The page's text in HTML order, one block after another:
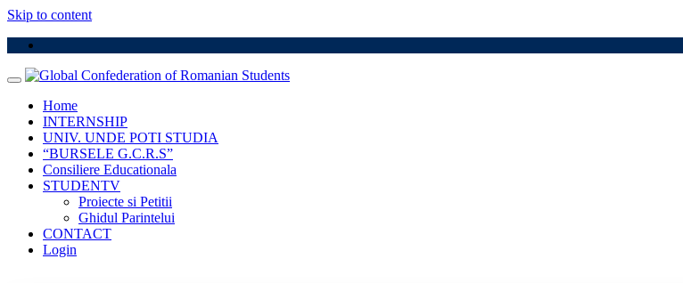
Skip to content
Home
INTERNSHIP
UNIV. UNDE POTI STUDIA
“BURSELE G.C.R.S”
Consiliere Educationala
STUDENTV
Proiecte si Petitii
Ghidul Parintelui
CONTACT
Login